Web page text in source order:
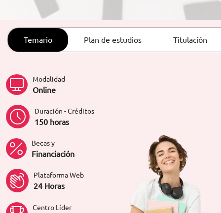
Temario Plan de estudios Titulación
Modalidad
Online
Duración - Créditos
150 horas
Becas y
Financiación
Plataforma Web
24 Horas
Centro Líder